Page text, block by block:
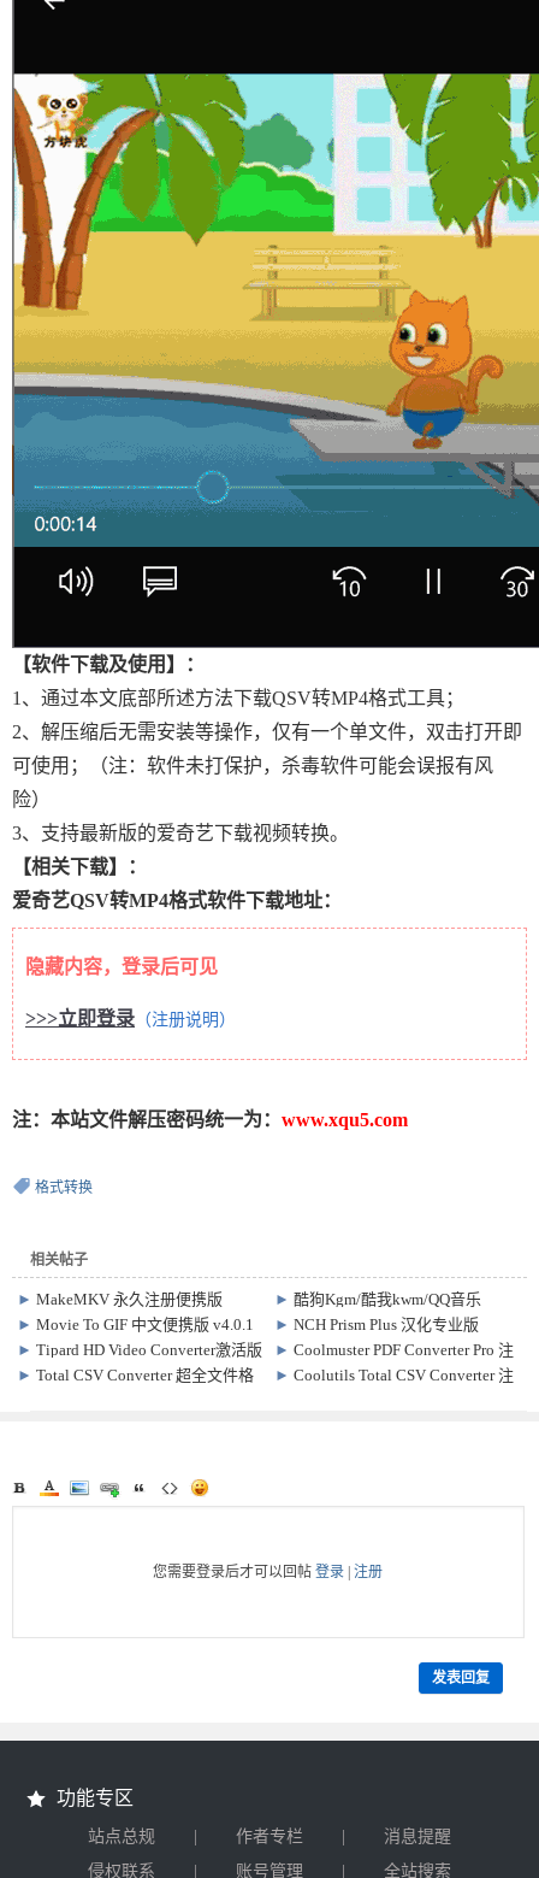
【软件下载及使用】：
1、通过本文底部所述方法下载QSV转MP4格式工具；
2、解压缩后无需安装等操作，仅有一个单文件，双击打开即
可使用；（注：软件未打保护，杀毒软件可能会误报有风
险）
3、支持最新版的爱奇艺下载视频转换。
【相关下载】：
爱奇艺QSV转MP4格式软件下载地址：
隐藏内容，登录后可见
>>>立即登录 （注册说明）
注：本站文件解压密码统一为： www.xqu5.com
格式转换
相关帖子
►MakeMKV 永久注册便携版
v1.18.2 MKV视频转换软件
►酷狗Kgm/酷我kwm/QQ音乐
QMC/网易云NCM 音乐格式转换软
件 um-react-wry 0.2.8
►Movie To GIF 中文便携版 v4.0.1
免费视频转GIF动图软件
►NCH Prism Plus 汉化专业版
Win12.00 / Mac10.09 视频格式转换
软件
►Tipard HD Video Converter激活版
Win9.2.36/Mac9.1.28 视频格式转换
►Coolmuster PDF Converter Pro 注
册激活版 v2.3.2 PDF格式转换软件
►Total CSV Converter 超全文件格
►Coolutils Total CSV Converter 注
您需要登录后才可以回帖登录 |注册
发表回复
功能专区
站点总规 | 作者专栏 |
消息提醒
侵权联系
| 账号管理 | 全站搜索